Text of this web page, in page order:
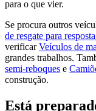
para o que vier.
Se procura outros
de resgate para
verificarVeículos de
grandes trabalhos.
semi-reboques e
construção.
Está